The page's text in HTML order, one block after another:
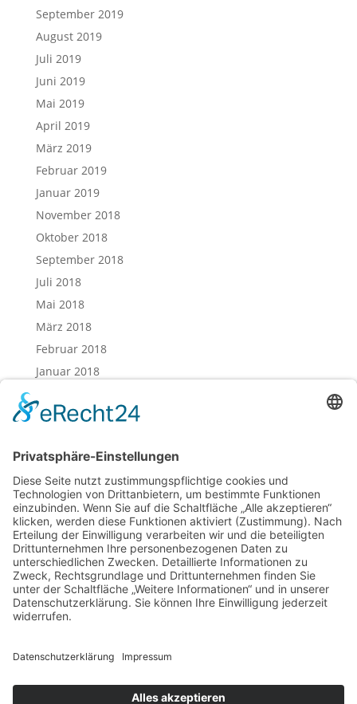
September 2019
August 2019
Juli 2019
Juni 2019
Mai 2019
April 2019
März 2019
Februar 2019
Januar 2019
November 2018
Oktober 2018
September 2018
Juli 2018
Mai 2018
März 2018
Februar 2018
Januar 2018
November 2017
August 2017
Juli 2017
Juni 2017
Mai 2017
April 2017
März 2017
Februar 2017
Cookie-Einstellungen
Sitemap